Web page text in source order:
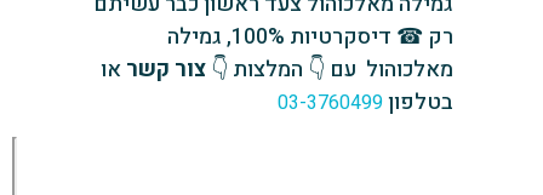
רק ☎ דיסקרטיות 100%, גמילה
מאלכוהול עם 👇 המלצות 👇 צור קשראו
בטלפון03-3760499